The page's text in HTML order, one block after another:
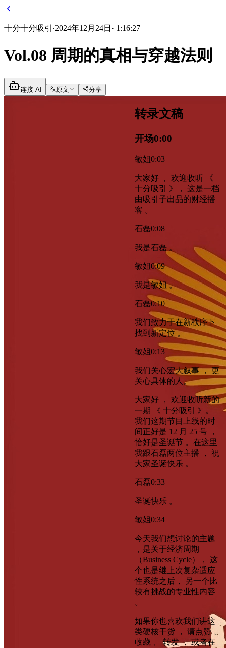
十分十分吸引 ·2024年12月24日 · 1:16:27
Vol.08 周期的真相与穿越法则
连接 AI 原文 分享
转录文稿
开场0:00
敏姐0:03
大家好 ， 欢迎收听 《
十分吸引 》， 这是一档
由吸引子出品的财经播
客 。
石磊0:08
我是石磊 。
敏姐0:09
我是敏姐 。
石磊0:10
我们致力于在新秩序下
找到新定位 。
敏姐0:13
我们关心宏大叙事 ， 更
关心具体的人。
大家好 ， 欢迎收听新的
一期 《 十分吸引 》。
我们这期节目上线的时
间正好是 12 月 25 号 ，
恰好是圣诞节 。在这里
我跟石磊两位主播 ， 祝
大家圣诞快乐 。
石磊0:33
圣诞快乐 。
敏姐0:34
今天我们想讨论的主题
，是关于经济周期
（Business Cycle）， 这
个也是继上次复杂适应
性系统之后， 另一个比
较有挑战的专业性内容
。
如果你也喜欢我们讲这
类硬核干货 ， 请点赞 、
收藏 、 转发 ， 或者在